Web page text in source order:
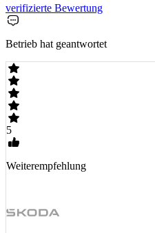
verifizierte Bewertung
Betrieb hat geantwortet
5
Weiterempfehlung